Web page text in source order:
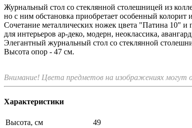
Журнальный стол со стеклянной столешницей из
но с ним обстановка приобретает особенный колорит
Сочетание металлических ножек цвета "Патина 10"
для интерьеров ар-деко, модерн, неоклассика,
Элегантный журнальный стол со стеклянной
Высота опор - 47 см.
Внимание! Цвета предметов на изображениях могут
Характеристики
Высота, см
49